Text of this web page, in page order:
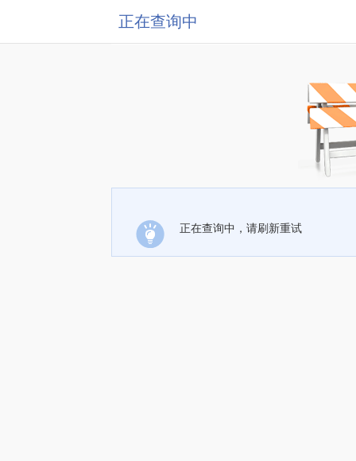
正在查询中
正在查询中，请刷新重试